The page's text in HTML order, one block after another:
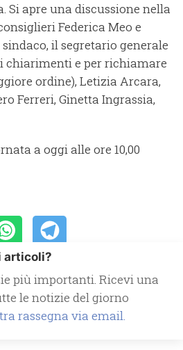
Si apre una discussione nella
Federica Meo e
il segretario generale
chiarimenti e per richiamare
ordine), Letizia Arcara,
Ferreri, Ginetta Ingrassia,
a oggi alle ore 10,00
articoli?
più importanti. Ricevi una
le notizie del giorno
rassegna via email.